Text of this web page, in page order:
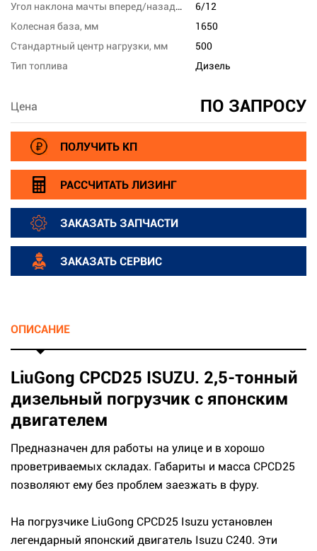
Угол наклона мачты вперед/назад, град
6/12
Колесная база, мм
1650
Стандартный центр нагрузки, мм
500
Тип топлива
Дизель
Цена ПО ЗАПРОСУ
ПОЛУЧИТЬ КП
РАССЧИТАТЬ ЛИЗИНГ
ЗАКАЗАТЬ ЗАПЧАСТИ
ЗАКАЗАТЬ СЕРВИС
ОПИСАНИЕ
LiuGong CPCD25 ISUZU. 2,5-тонный
дизельный погрузчик с японским
двигателем
Предназначен для работы на улице и в хорошо
проветриваемых складах. Габариты и масса CPCD25
позволяют ему без проблем заезжать в фуру.
На погрузчике LiuGong CPCD25 Isuzu установлен
легендарный японский двигатель Isuzu C240. Эти